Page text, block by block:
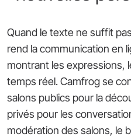
Quand le texte ne suffit
rend la communication en
montrant les expressions,
temps réel. Camfrog se
salons publics pour la
privés pour les
modération des salons, le